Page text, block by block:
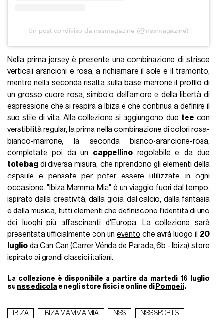
Un post condiviso da nssmagazine (@nssmagazine)
Nella prima jersey è presente una combinazione di strisce
verticali arancioni e rosa, a richiamare il sole e il tramonto,
mentre nella seconda risalta sulla base marrone il profilo di
un grosso cuore rosa, simbolo dell’amore e della libertà di
espressione che si respira a Ibiza e che continua a definire il
suo stile di vita. Alla collezione si aggiungono due tee con
verstibilità regular, la prima nella combinazione di colori rosa-
bianco-marrone, la seconda bianco-arancione-rosa,
completate poi da un cappellinoregolabile e da due
totebag di diversa misura, che riprendono gli elementi della
capsule e pensate per poter essere utilizzate in ogni
occasione. "Ibiza Mamma Mia" è un viaggio fuori dal tempo,
ispirato dalla creatività, dalla gioia, dal calcio, dalla fantasia
e dalla musica, tutti elementi che definiscono l'identità di uno
dei luoghi più affascinanti d'Europa. La collezione sarà
presentata ufficialmente con unevento che avrà luogo il 20
luglio da Can Can (Carrer Vénda de Parada, 6b - Ibiza) store
ispirato ai grandi classici italiani.
La collezione è disponibile a partire da martedì 16 luglio
su nss edicola e negli store fisici e online di Pompeii.
IBIZA IBIZA MAMMA MIA NSS NSS SPORTS